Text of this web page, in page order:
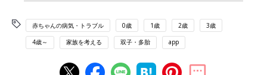
赤ちゃんの病気・トラブル 0歳 1歳 2歳 3歳
4歳～ 家族を考える 双子・多胎 app